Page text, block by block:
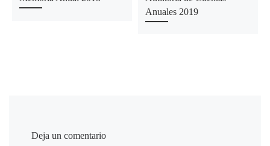
Anuales 2019
Deja un comentario